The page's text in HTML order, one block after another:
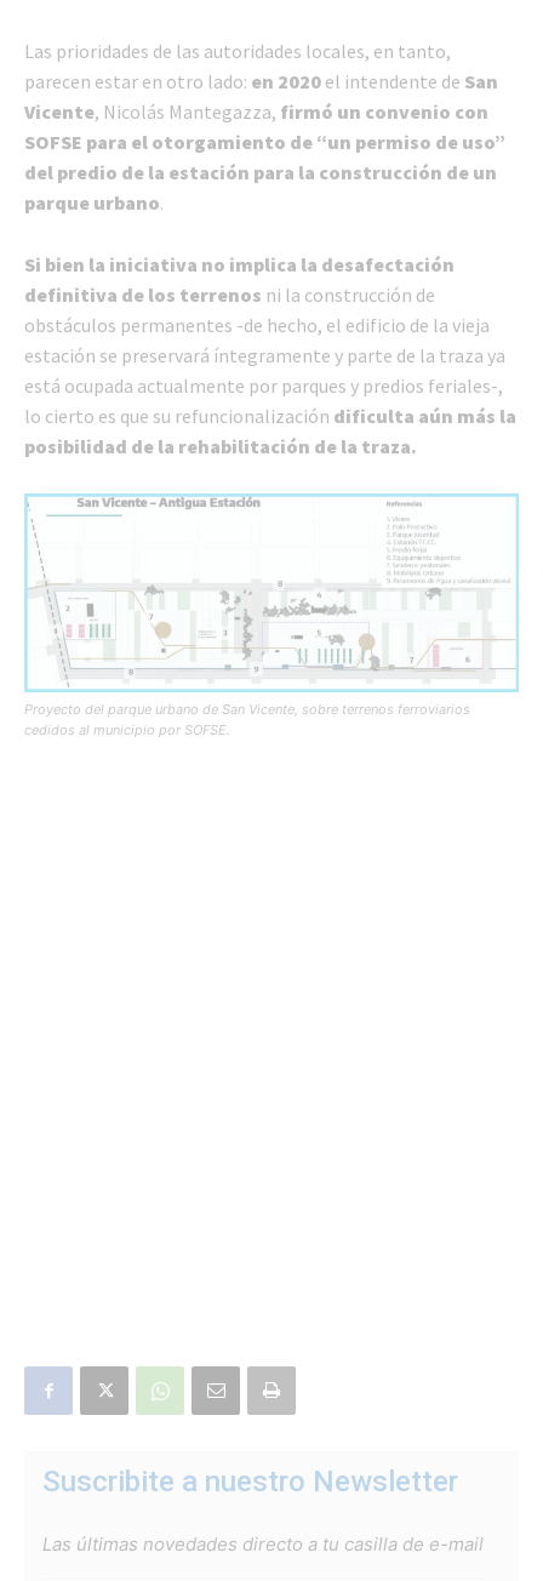
Las prioridades de las autoridades locales, en tanto,
parecen estar en otro lado: en 2020 el intendente de San
Vicente, Nicolás Mantegazza, firmó un convenio con
SOFSE para el otorgamiento de “un permiso de uso”
del predio de la estación para la construcción de un
parque urbano.
Si bien la iniciativa no implica la desafectación
definitiva de los terrenos ni la construcción de
obstáculos permanentes -de hecho, el edificio de la vieja
estación se preservará íntegramente y parte de la traza ya
está ocupada actualmente por parques y predios feriales-,
lo cierto es que su refuncionalización dificulta aún más la
posibilidad de la rehabilitación de la traza.
Proyecto del parque urbano de San Vicente, sobre terrenos ferroviarios
cedidos al municipio por SOFSE.
Suscribite a nuestro Newsletter
Las últimas novedades directo a tu casilla de e-mail